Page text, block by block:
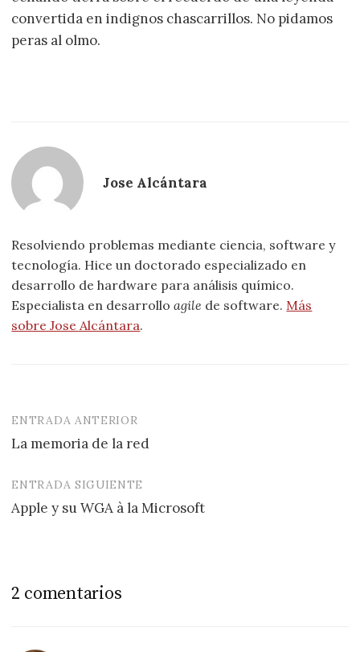
convertida en indignos chascarrillos. No pidamos
peras al olmo.
Jose Alcántara
Resolviendo problemas mediante ciencia, software y
tecnología. Hice un doctorado especializado en
desarrollo de hardware para análisis químico.
Especialista en desarrolloagile de software. Más
sobre Jose Alcántara.
Navegación
de
entradas
ENTRADA ANTERIOR
La memoria de la red
ENTRADA SIGUIENTE
Apple y su WGA à la Microsoft
2 comentarios